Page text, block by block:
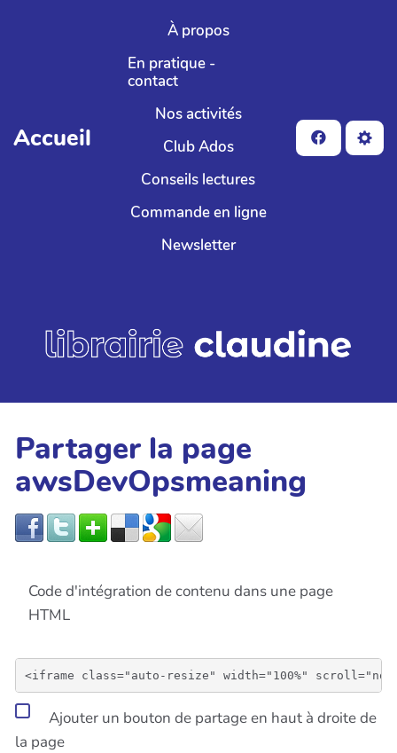
Aller au contenu principal
Accueil
À propos
En pratique -
contact
Nos activités
Club Ados
Conseils lectures
Commande en ligne
Newsletter
Partager la page
awsDevOpsmeaning
Code d'intégration de contenu dans une page
HTML
Ajouter un bouton de partage en haut à droite de
la page